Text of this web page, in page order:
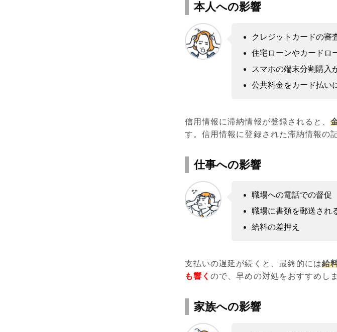
本人への影響
クレジットカードの審
住宅ローンやカードロ
スマホの端末分割購入
公共料金をカード払い
信用情報に滞納情報が登録されると、
す。信用情報に登録された滞納情報の
仕事への影響
職場への電話での督促
職場に書類を郵送され
給料の差押え
支払いの遅延が続くと、最終的には給
も響くので、早めの対処をおすすめしま
家族への影響